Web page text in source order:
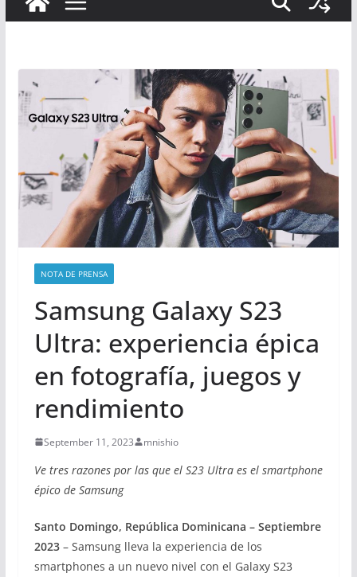
NOTA DE PRENSA
Samsung Galaxy S23
Ultra: experiencia épica
en fotografía, juegos y
rendimiento
September 11, 2023 mnishio
Ve tres razones por las que el S23 Ultra es el smartphone
épico de Samsung
Santo Domingo, República Dominicana – Septiembre
2023– Samsung lleva la experiencia de los
smartphones a un nuevo nivel con el Galaxy S23